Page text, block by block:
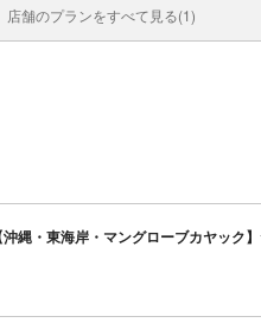
店舗のプランをすべて見る(1)
沖縄・東海岸・マングローブカヤッ